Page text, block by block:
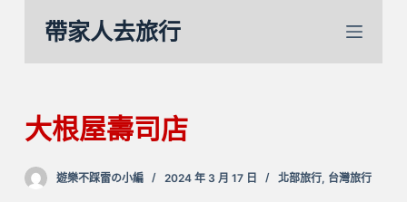
容
帶家人去旅行
大根屋壽司店
遊樂不踩雷の小編 2024 年 3 月 17 日 北部旅行, 台灣旅行